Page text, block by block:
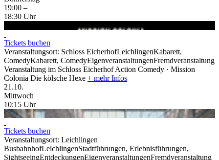
19:00 –
18:30 Uhr
Tickets buchen
Veranstaltungsort: Schloss EicherhofLeichlingenKabarett,
ComedyKabarett, ComedyEigenveranstaltungenFremdveranstaltung
Veranstaltung im Schloss Eicherhof Action Comedy · Mission
Colonia Die kölsche Hexe + mehr Infos
21.10.
Mittwoch
10:15 Uhr
Tickets buchen
Veranstaltungsort: Leichlingen
BusbahnhofLeichlingenStadtführungen, Erlebnisführungen,
SightseeingEntdeckungenEigenveranstaltungenFremdveranstaltung